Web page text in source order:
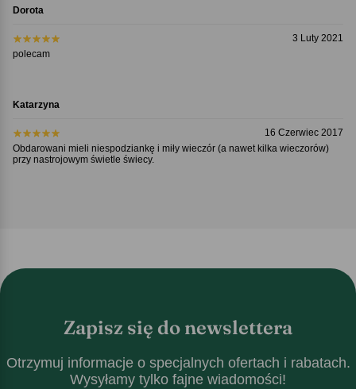
Dorota
3 Luty 2021
polecam
Katarzyna
16 Czerwiec 2017
Obdarowani mieli niespodziankę i miły wieczór (a nawet kilka wieczorów)
przy nastrojowym świetle świecy.
Zapisz się do newslettera
Otrzymuj informacje o specjalnych ofertach i rabatach.
Wysyłamy tylko fajne wiadomości!